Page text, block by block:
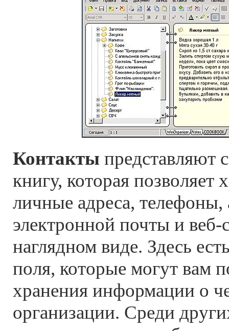
Контакты представляют
книгу, которая позволяет
личные адреса, телефоны,
электронной почты и веб-
наглядном виде. Здесь
поля, которые могут вам
хранения информации о
организации. Среди